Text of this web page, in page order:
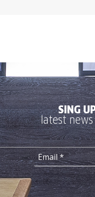
SING
latest